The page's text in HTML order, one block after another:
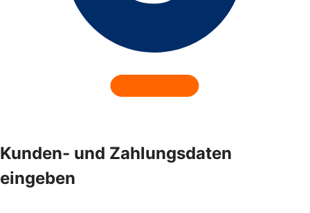
Kunden- und Zahlungsdaten
eingeben